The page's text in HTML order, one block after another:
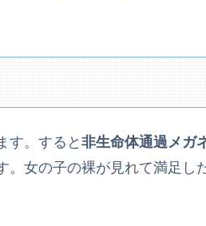
す。すると非生命体通過メガ
女の子の裸が見れて満足し